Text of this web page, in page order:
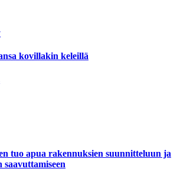
kovillakin keleillä
tuo apua rakennuksien suunnitteluun ja
saavuttamiseen